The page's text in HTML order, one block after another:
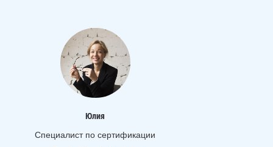
Юлия
Специалист по сертификации